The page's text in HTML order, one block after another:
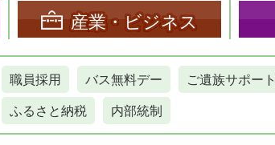
産業・ビジネス
職員採用 バス無料デー
ご遺族サポー
ふるさと納税
内部統制